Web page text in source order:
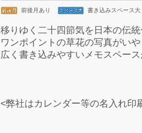
前後月あり 書き込みスペース大
移りゆく二十四節気を日本の伝
ワンポイントの草花の写真がい
広く書き込みやすいメモスペー
<弊社はカレンダー等の名入れ印